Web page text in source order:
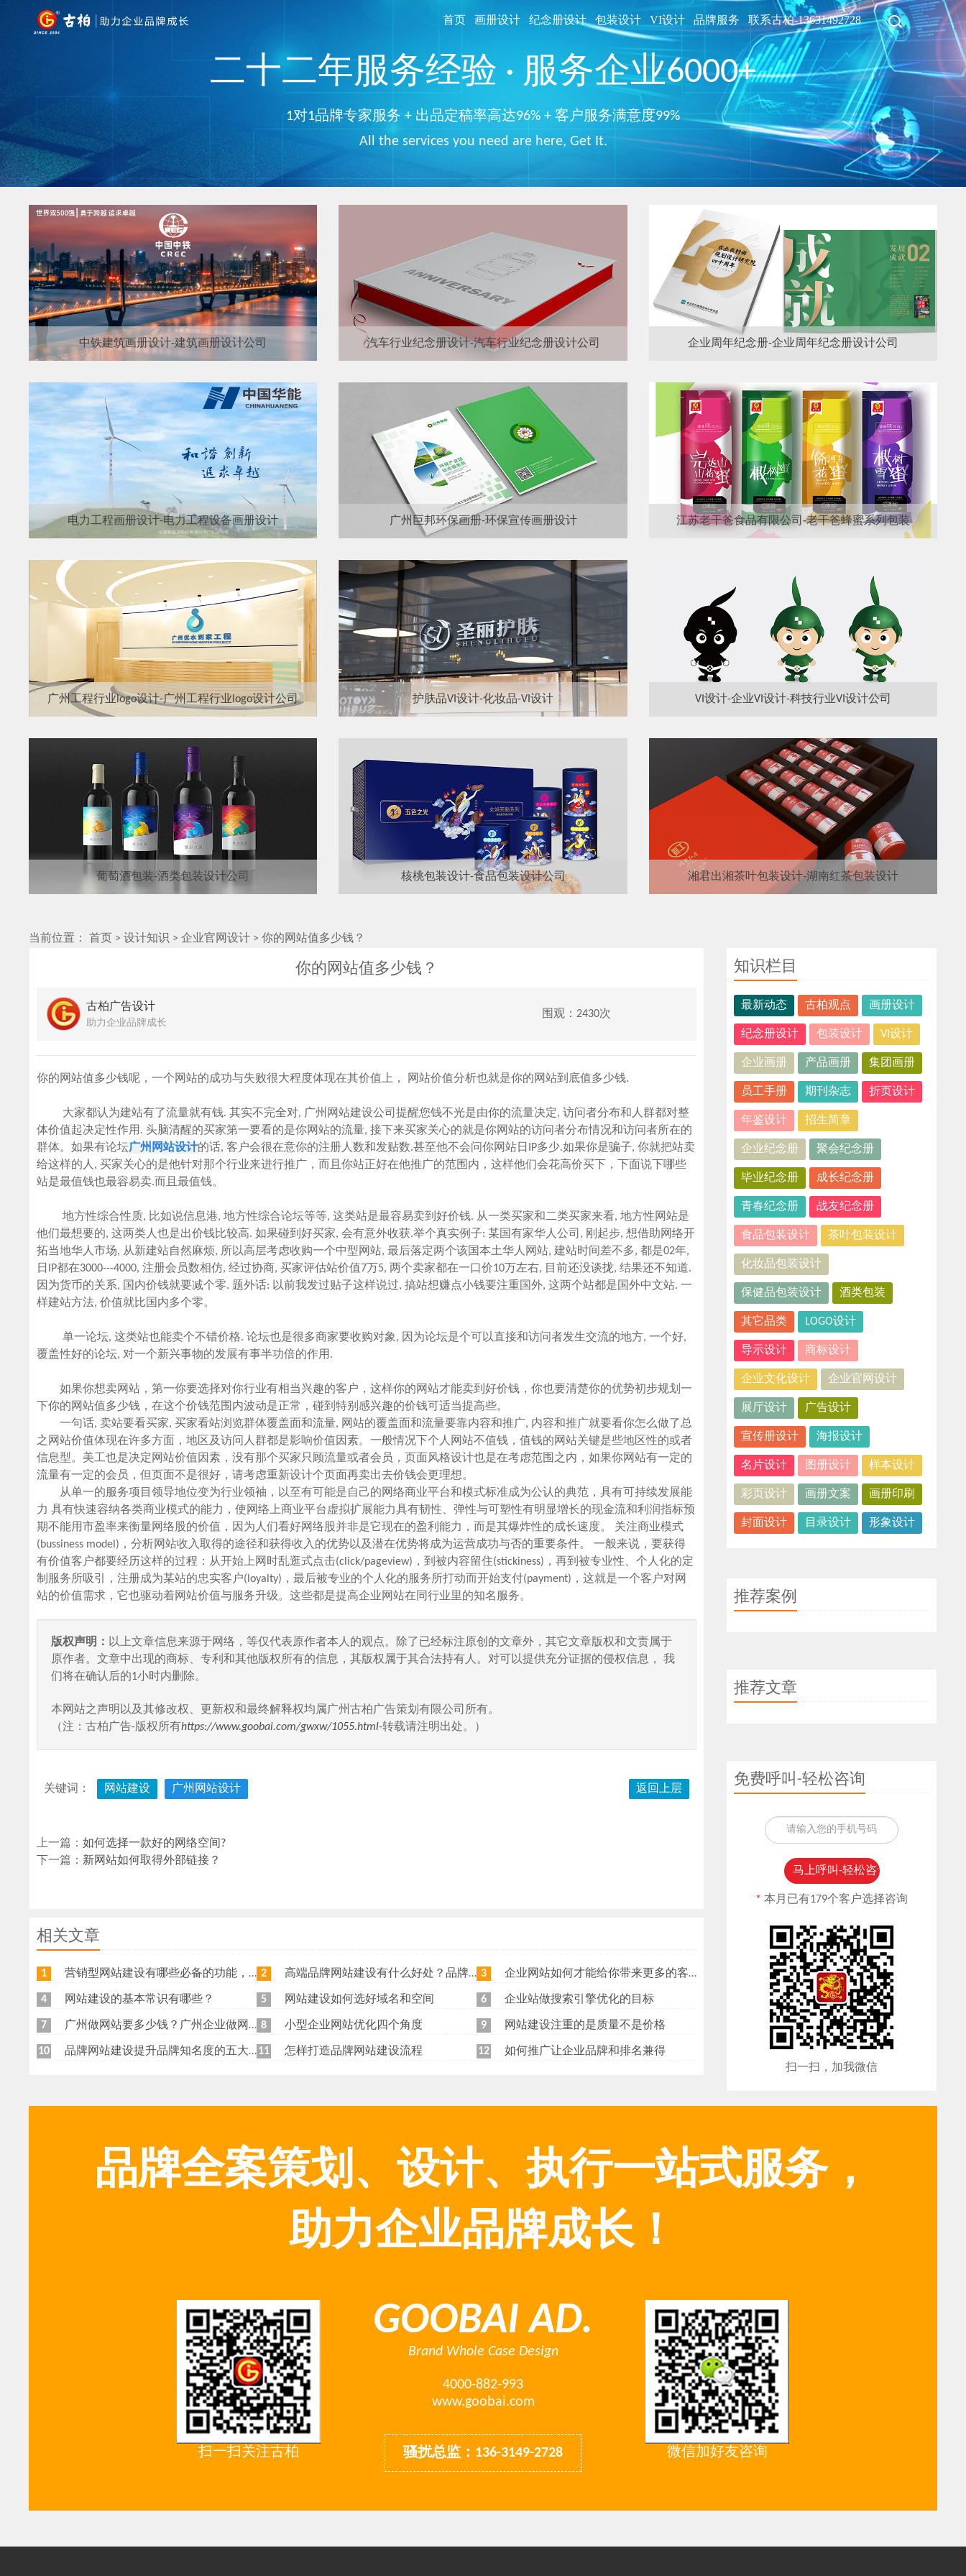
首页 画册设计 纪念册设计 包装设计 VI设计 品牌服务 联系古柏-13631492728
二十二年服务经验 · 服务企业6000+
1对1品牌专家服务 + 出品定稿率高达96% + 客户服务满意度99%
All the services you need are here, Get It.
中铁建筑画册设计-建筑画册设计公司 汽车行业纪念册设计-汽车行业纪念册设计公司 企业周年纪念册-企业周年纪念册设计公司
电力工程画册设计-电力工程设备画册设计 广州巨邦环保画册-环保宣传画册设计 江苏老干爸食品有限公司-老干爸蜂蜜系列包装
广州工程行业logo设计-广州工程行业logo设计公司 护肤品VI设计-化妆品-VI设计 VI设计-企业VI设计-科技行业VI设计公司
葡萄酒包装-酒类包装设计公司 核桃包装设计-食品包装设计公司 湘君出湘茶叶包装设计-湖南红茶包装设计
当前位置： 首页 >设计知识 >企业官网设计 >你的网站值多少钱？
你的网站值多少钱？
古柏广告设计
助力企业品牌成长
围观：2430次
你的网站值多少钱呢，一个网站的成功与失败很大程度体现在其价值上， 网站价值分析也就是你的网站到底值多少钱.
大家都认为建站有了流量就有钱. 其实不完全对, 广州网站建设公司提醒您钱不光是由你的流量决定, 访问者分布和人群都对整
体价值起决定性作用. 头脑清醒的买家第一要看的是你网站的流量, 接下来买家关心的就是你网站的访问者分布情况和访问者所在的
群体。如果有论坛广州网站设计的话, 客户会很在意你的注册人数和发贴数.甚至他不会问你网站日IP多少.如果你是骗子, 你就把站卖
给这样的人, 买家关心的是他针对那个行业来进行推广，而且你站正好在他推广的范围内，这样他们会花高价买下，下面说下哪些
站是最值钱也最容易卖.而且最值钱。
地方性综合性质, 比如说信息港, 地方性综合论坛等等, 这类站是最容易卖到好价钱. 从一类买家和二类买家来看, 地方性网站是
他们最想要的, 这两类人也是出价钱比较高. 如果碰到好买家, 会有意外收获.举个真实例子: 某国有家华人公司, 刚起步, 想借助网络开
拓当地华人市场, 从新建站自然麻烦, 所以高层考虑收购一个中型网站, 最后落定两个该国本土华人网站, 建站时间差不多, 都是02年,
日IP都在3000---4000, 注册会员数相仿, 经过协商, 买家评估站价值7万5, 两个卖家都在一口价10万左右, 目前还没谈拢, 结果还不知道.
因为货币的关系, 国内价钱就要减个零. 题外话: 以前我发过贴子这样说过, 搞站想赚点小钱要注重国外, 这两个站都是国外中文站. 一
样建站方法, 价值就比国内多个零。
单一论坛, 这类站也能卖个不错价格. 论坛也是很多商家要收购对象, 因为论坛是个可以直接和访问者发生交流的地方, 一个好,
覆盖性好的论坛, 对一个新兴事物的发展有事半功倍的作用.
如果你想卖网站，第一你要选择对你行业有相当兴趣的客户，这样你的网站才能卖到好价钱，你也要清楚你的优势初步规划一
下你的网站值多少钱，在这个价钱范围内波动是正常，碰到特别感兴趣的价钱可适当提高些。
一句话, 卖站要看买家, 买家看站浏览群体覆盖面和流量, 网站的覆盖面和流量要靠内容和推广, 内容和推广就要看你怎么做了总
之网站价值体现在许多方面，地区及访问人群都是影响价值因素。一般情况下个人网站不值钱，值钱的网站关键是些地区性的或者
信息型。美工也是决定网站价值因素，没有那个买家只顾流量或者会员，页面风格设计也是在考虑范围之内，如果你网站有一定的
流量有一定的会员，但页面不是很好，请考虑重新设计个页面再卖出去价钱会更理想。
从单一的服务项目领导地位变为行业领袖，以至有可能是自己的网络商业平台和模式标准成为公认的典范，具有可持续发展能
力 具有快速容纳各类商业模式的能力，使网络上商业平台虚拟扩展能力具有韧性、弹性与可塑性有明显增长的现金流和利润指标预
期不能用市盈率来衡量网络股的价值，因为人们看好网络股并非是它现在的盈利能力，而是其爆炸性的成长速度。 关注商业模式
(bussiness model)，分析网站收入取得的途径和获得收入的优势以及潜在优势将成为运营成功与否的重要条件。 一般来说，要获得
有价值客户都要经历这样的过程：从开始上网时乱逛式点击(click/pageview)，到被内容留住(stickiness)，再到被专业性、个人化的定
制服务所吸引，注册成为某站的忠实客户(loyalty)，最后被专业的个人化的服务所打动而开始支付(payment)，这就是一个客户对网
站的价值需求，它也驱动着网站价值与服务升级。这些都是提高企业网站在同行业里的知名服务。
版权声明： 以上文章信息来源于网络，等仅代表原作者本人的观点。除了已经标注原创的文章外，其它文章版权和文责属于
原作者。文章中出现的商标、专利和其他版权所有的信息，其版权属于其合法持有人。对可以提供充分证据的侵权信息， 我
们将在确认后的1小时内删除。
本网站之声明以及其修改权、更新权和最终解释权均属广州古柏广告策划有限公司所有。
（注：古柏广告-版权所有https://www.goobai.com/gwxw/1055.html-转载请注明出处。）
关键词： 网站建设 广州网站设计 返回上层
上一篇：如何选择一款好的网络空间?
下一篇： 新网站如何取得外部链接？
相关文章
1 营销型网站建设有哪些必备的功能，我特意整理了一下，共享给各位 2 高端品牌网站建设有什么好处？品牌网站日常维护工作有哪些？ 3 企业网站如何才能给你带来更多的客户？
4 网站建设的基本常识有哪些？ 5 网站建设如何选好域名和空间 6 企业站做搜索引擎优化的目标
7 广州做网站要多少钱？广州企业做网站要找谁？ 8 小型企业网站优化四个角度 9 网站建设注重的是质量不是价格
10 品牌网站建设提升品牌知名度的五大原则 11 怎样打造品牌网站建设流程 12 如何推广让企业品牌和排名兼得
知识栏目
最新动态 古柏观点 画册设计
纪念册设计 包装设计 VI设计
企业画册 产品画册 集团画册
员工手册 期刊杂志 折页设计
年鉴设计 招生简章
企业纪念册 聚会纪念册
毕业纪念册 成长纪念册
青春纪念册 战友纪念册
食品包装设计 茶叶包装设计
化妆品包装设计
保健品包装设计 酒类包装
其它品类 LOGO设计
导示设计 商标设计
企业文化设计 企业官网设计
展厅设计 广告设计
宣传册设计 海报设计
名片设计 图册设计 样本设计
彩页设计 画册文案 画册印刷
封面设计 目录设计 形象设计
推荐案例
推荐文章
免费呼叫-轻松咨询
*本月已有179个客户选择咨询
扫一扫，加我微信
品牌全案策划、设计、执行一站式服务，
助力企业品牌成长！
扫一扫关注古柏
GOOBAI AD.
Brand Whole Case Design
4000-882-993
www.goobai.com
骚扰总监：136-3149-2728 微信加好友咨询